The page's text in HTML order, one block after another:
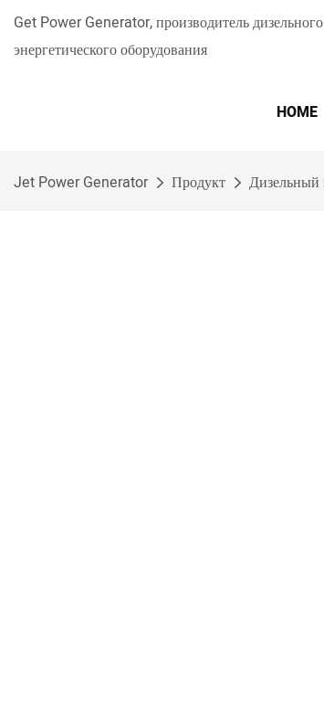
Get Power Generator, производитель
энергетического оборудования
HOME
Jet Power Generator Продукт Дизельный